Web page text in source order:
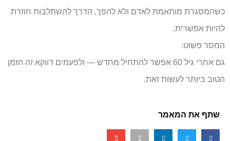
כשהמסגרת מותאמת לאדם ולא להפך, הדרך להשתלבות חוזרת
להיות אפשרית.
המסר פשוט:
גם אחרי גיל 60 אפשר להתחיל מחדש — ולפעמים דווקא זה הזמן
הטוב ביותר לעשות זאת.
שתף את המאמר